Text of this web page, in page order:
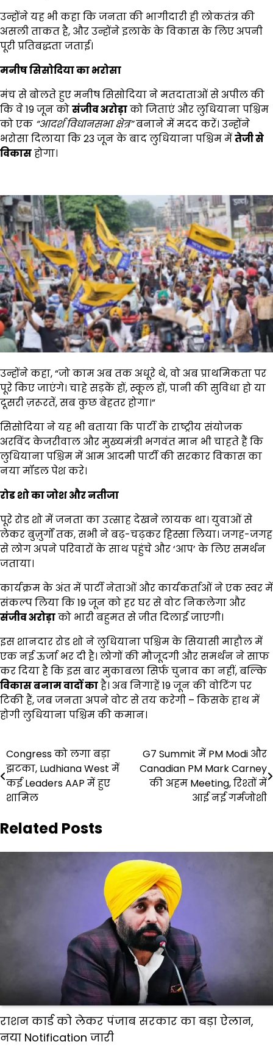
उन्होंने यह भी कहा कि जनता की भागीदारी ही लोकतंत्र की
असली ताकत है, और उन्होंने इलाके के विकास के लिए अपनी
पूरी प्रतिबद्धता जताई।
मनीष सिसोदिया का भरोसा
मंच से बोलते हुए मनीष सिसोदिया ने मतदाताओं से अपील की
कि वे 19 जून कोसंजीव अरोड़ाको जिताएं और लुधियाना पश्चिम
को एक “आदर्श विधानसभा क्षेत्र”बनाने में मदद करें। उन्होंने
भरोसा दिलाया कि 23 जून के बाद लुधियाना पश्चिम मेंतेजी से
विकासहोगा।
उन्होंने कहा, “जो काम अब तक अधूरे थे, वो अब प्राथमिकता पर
पूरे किए जाएंगे। चाहे सड़कें हों, स्कूल हों, पानी की सुविधा हो या
दूसरी ज़रूरतें, सब कुछ बेहतर होगा।”
सिसोदिया ने यह भी बताया कि पार्टी के राष्ट्रीय संयोजक
अरविंद केजरीवाल और मुख्यमंत्री भगवंत मान भी चाहते हैं कि
लुधियाना पश्चिम में आम आदमी पार्टी की सरकार विकास का
नया मॉडल पेश करे।
रोड शो का जोश और नतीजा
पूरे रोड शो में जनता का उत्साह देखने लायक था। युवाओं से
लेकर बुज़ुर्गों तक, सभी ने बढ़-चढ़कर हिस्सा लिया। जगह-जगह
से लोग अपने परिवारों के साथ पहुंचे और ‘आप’ के लिए समर्थन
जताया।
कार्यक्रम के अंत में पार्टी नेताओं और कार्यकर्ताओं ने एक स्वर में
संकल्प लिया कि 19 जून को हर घर से वोट निकलेगा और
संजीव अरोड़ाको भारी बहुमत से जीत दिलाई जाएगी।
इस शानदार रोड शो ने लुधियाना पश्चिम के सियासी माहौल में
एक नई ऊर्जा भर दी है। लोगों की मौजूदगी और समर्थन ने साफ
कर दिया है कि इस बार मुकाबला सिर्फ चुनाव का नहीं, बल्कि
विकास बनाम वादों काहै। अब निगाहें 19 जून की वोटिंग पर
टिकी हैं, जब जनता अपने वोट से तय करेगी – किसके हाथ में
होगी लुधियाना पश्चिम की कमान।
Post
navigation
Congress को लगा बड़ा
झटका, Ludhiana West में
कई Leaders AAP में हुए
शामिल
G7 Summit में PM Modi और
Canadian PM Mark Carney
की अहम Meeting, रिश्तों में
आई नई गर्मजोशी
Related Posts
राशन कार्ड को लेकर पंजाब सरकार का बड़ा ऐलान,
नया Notification जारी